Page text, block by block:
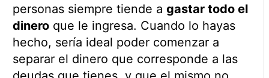
personas siempre tiende a gastar todo el
dineroque le ingresa. Cuando lo hayas
hecho, sería ideal poder comenzar a
separar el dinero que corresponde a las